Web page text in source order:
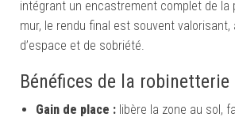
intégrant un encastrement complet de la
mur, le rendu final est souvent
d’espace et de sobriété.
Bénéfices de la
Gain de place : libère la zone au sol,